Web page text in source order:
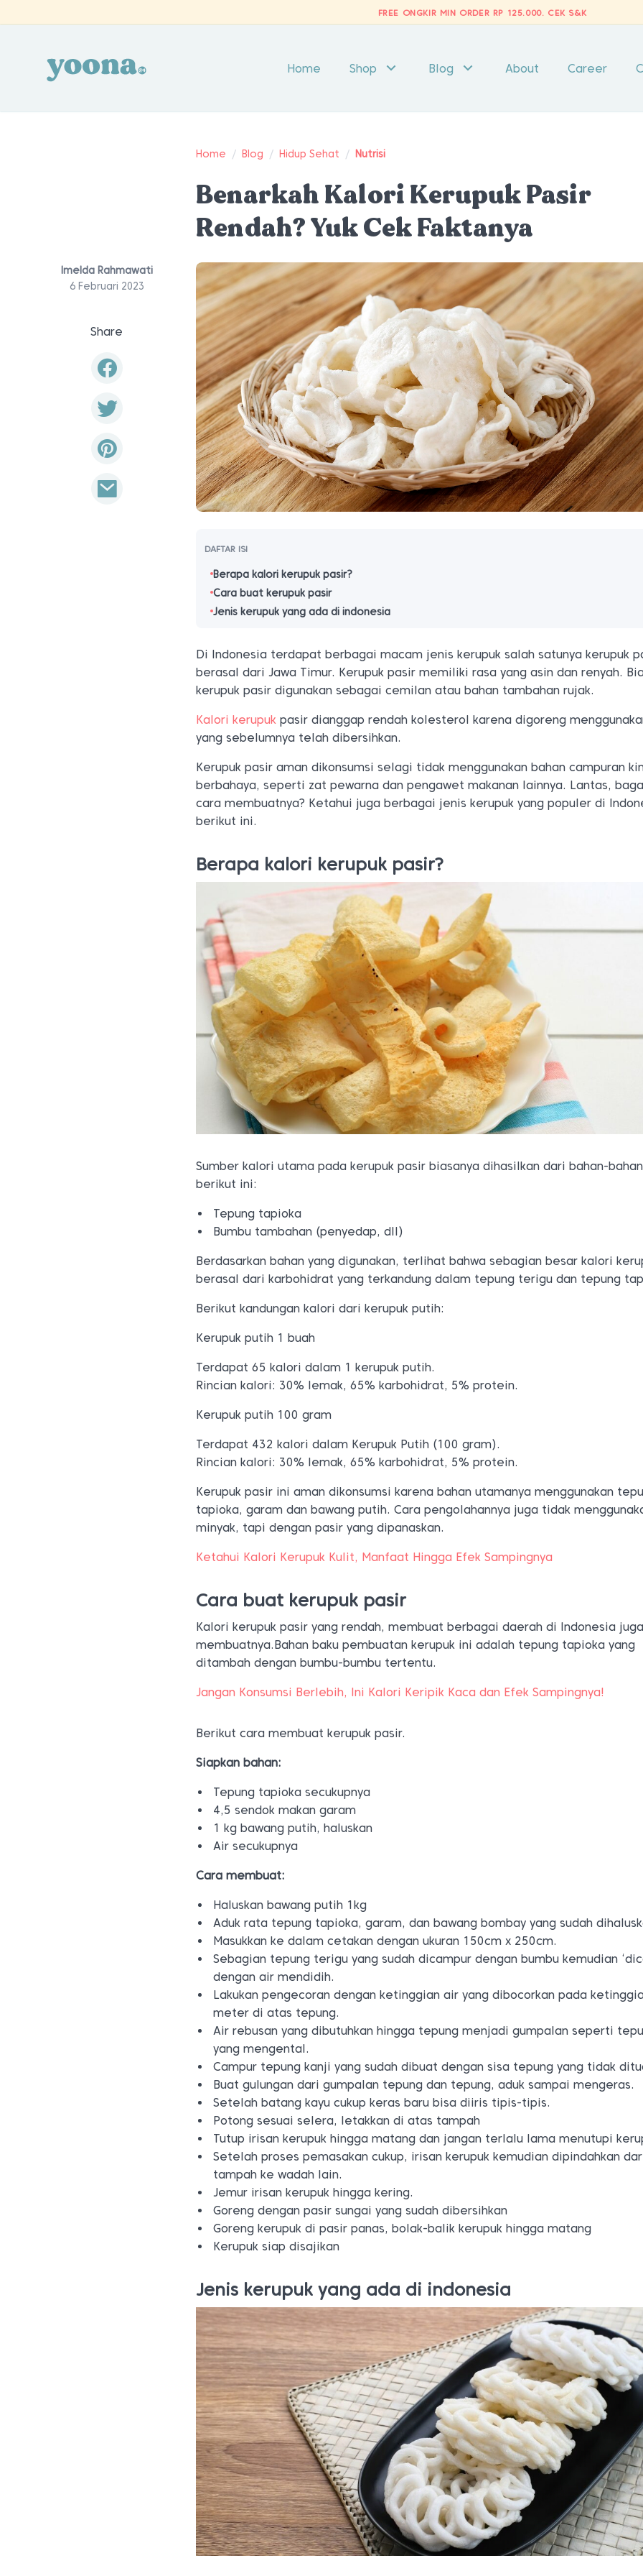
FREE ONGKIR MIN ORDER RP 125.000. CEK S&K
Home Shop Blog About Career
Home / Blog / Hidup Sehat / Nutrisi
Benarkah Kalori Kerupuk Pasir
Rendah? Yuk Cek Faktanya
Imelda Rahmawati
6 Februari 2023
Share
DAFTAR ISI
Berapa kalori kerupuk pasir?
Cara buat kerupuk pasir
Jenis kerupuk yang ada di indonesia
Di Indonesia terdapat berbagai macam jenis kerupuk salah satunya kerupuk
berasal dari Jawa Timur. Kerupuk pasir memiliki rasa yang asin dan renyah.
kerupuk pasir digunakan sebagai cemilan atau bahan tambahan rujak.
Kalori kerupuk pasir dianggap rendah kolesterol karena digoreng
yang sebelumnya telah dibersihkan.
Kerupuk pasir aman dikonsumsi selagi tidak menggunakan bahan campuran
berbahaya, seperti zat pewarna dan pengawet makanan lainnya. Lantas,
cara membuatnya? Ketahui juga berbagai jenis kerupuk yang populer di
berikut ini.
Berapa kalori kerupuk pasir?
Sumber kalori utama pada kerupuk pasir biasanya dihasilkan dari bahan-
berikut ini:
Tepung tapioka
Bumbu tambahan (penyedap, dll)
Berdasarkan bahan yang digunakan, terlihat bahwa sebagian besar kalori
berasal dari karbohidrat yang terkandung dalam tepung terigu dan tepung
Berikut kandungan kalori dari kerupuk putih:
Kerupuk putih 1 buah
Terdapat 65 kalori dalam 1 kerupuk putih.
Rincian kalori: 30% lemak, 65% karbohidrat, 5% protein.
Kerupuk putih 100 gram
Terdapat 432 kalori dalam Kerupuk Putih (100 gram).
Rincian kalori: 30% lemak, 65% karbohidrat, 5% protein.
Kerupuk pasir ini aman dikonsumsi karena bahan utamanya menggunakan
tapioka, garam dan bawang putih. Cara pengolahannya juga tidak
minyak, tapi dengan pasir yang dipanaskan.
Ketahui Kalori Kerupuk Kulit, Manfaat Hingga Efek Sampingnya
Cara buat kerupuk pasir
Kalori kerupuk pasir yang rendah, membuat berbagai daerah di Indonesia
membuatnya.Bahan baku pembuatan kerupuk ini adalah tepung tapioka yang
ditambah dengan bumbu-bumbu tertentu.
Jangan Konsumsi Berlebih, Ini Kalori Keripik Kaca dan Efek Sampingnya!
Berikut cara membuat kerupuk pasir.
Siapkan bahan:
Tepung tapioka secukupnya
4,5 sendok makan garam
1 kg bawang putih, haluskan
Air secukupnya
Cara membuat:
Haluskan bawang putih 1kg
Aduk rata tepung tapioka, garam, dan bawang bombay yang sudah
Masukkan ke dalam cetakan dengan ukuran 150cm x 250cm.
Sebagian tepung terigu yang sudah dicampur dengan bumbu kemudian
dengan air mendidih.
Lakukan pengecoran dengan ketinggian air yang dibocorkan pada
meter di atas tepung.
Air rebusan yang dibutuhkan hingga tepung menjadi gumpalan seperti
yang mengental.
Campur tepung kanji yang sudah dibuat dengan sisa tepung yang tidak
Buat gulungan dari gumpalan tepung dan tepung, aduk sampai mengeras.
Setelah batang kayu cukup keras baru bisa diiris tipis-tipis.
Potong sesuai selera, letakkan di atas tampah
Tutup irisan kerupuk hingga matang dan jangan terlalu lama menutupi
Setelah proses pemasakan cukup, irisan kerupuk kemudian dipindahkan
tampah ke wadah lain.
Jemur irisan kerupuk hingga kering.
Goreng dengan pasir sungai yang sudah dibersihkan
Goreng kerupuk di pasir panas, bolak-balik kerupuk hingga matang
Kerupuk siap disajikan
Jenis kerupuk yang ada di indonesia